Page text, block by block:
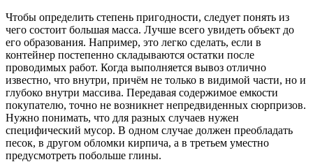
Чтобы определить степень пригодности, следует понять из
чего состоит большая масса. Лучше всего увидеть объект до
его образования. Например, это легко сделать, если в
контейнер постепенно складываются остатки после
проводимых работ. Когда выполняется вывоз отлично
известно, что внутри, причём не только в видимой части, но и
глубоко внутри массива. Передавая содержимое емкости
покупателю, точно не возникнет непредвиденных сюрпризов.
Нужно понимать, что для разных случаев нужен
специфический мусор. В одном случае должен преобладать
песок, в другом обломки кирпича, а в третьем уместно
предусмотреть побольше глины.